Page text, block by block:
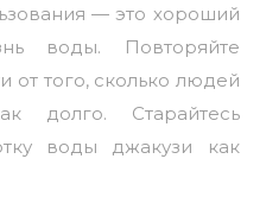
— это хороший
воды. Повторяйте
от того, сколько людей
долго. Старайтесь
воды джакузи как